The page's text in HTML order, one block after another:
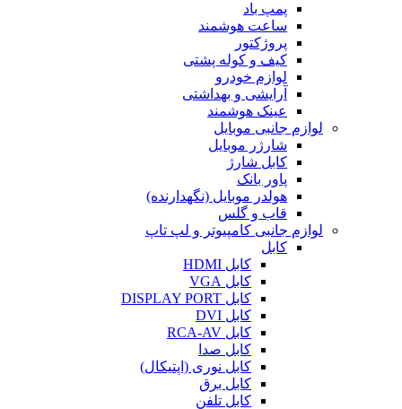
پمپ باد
ساعت هوشمند
پروژکتور
کیف و کوله پشتی
لوازم خودرو
آرایشی و بهداشتی
عینک هوشمند
لوازم جانبی موبایل
شارژر موبایل
کابل شارژ
پاور بانک
هولدر موبایل (نگهدارنده)
قاب و گلس
لوازم جانبی کامپیوتر و لپ تاپ
کابل
کابل HDMI
کابل VGA
کابل DISPLAY PORT
کابل DVI
کابل RCA-AV
کابل صدا
کابل نوری (اپتیکال)
کابل برق
کابل تلفن